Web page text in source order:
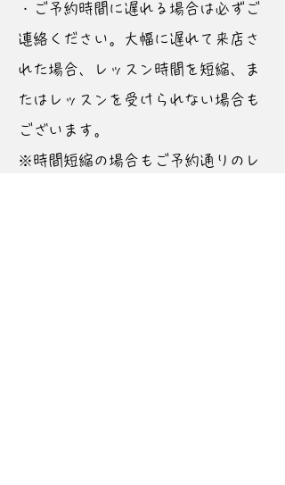
・ご予約時間に遅れる場合は必ずご
連絡ください。大幅に遅れて来店さ
れた場合、レッスン時間を短縮、ま
たはレッスンを受けられない場合も
ございます。
※時間短縮の場合もご予約通りのレ